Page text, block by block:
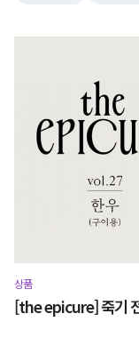
상품
[the epicure] 죽기